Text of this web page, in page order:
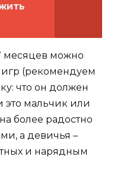
месяцев можно
(рекомендуем
что он должен
это мальчик или
более радостно
а девичья –
и нарядным